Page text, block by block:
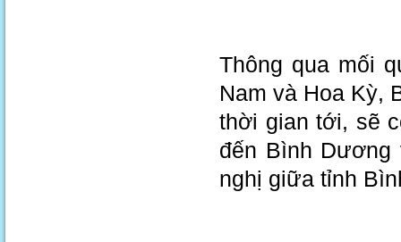
Thông qua mối
Nam và Hoa Kỳ,
thời gian tới, sẽ
đến Bình
nghị giữa tỉnh